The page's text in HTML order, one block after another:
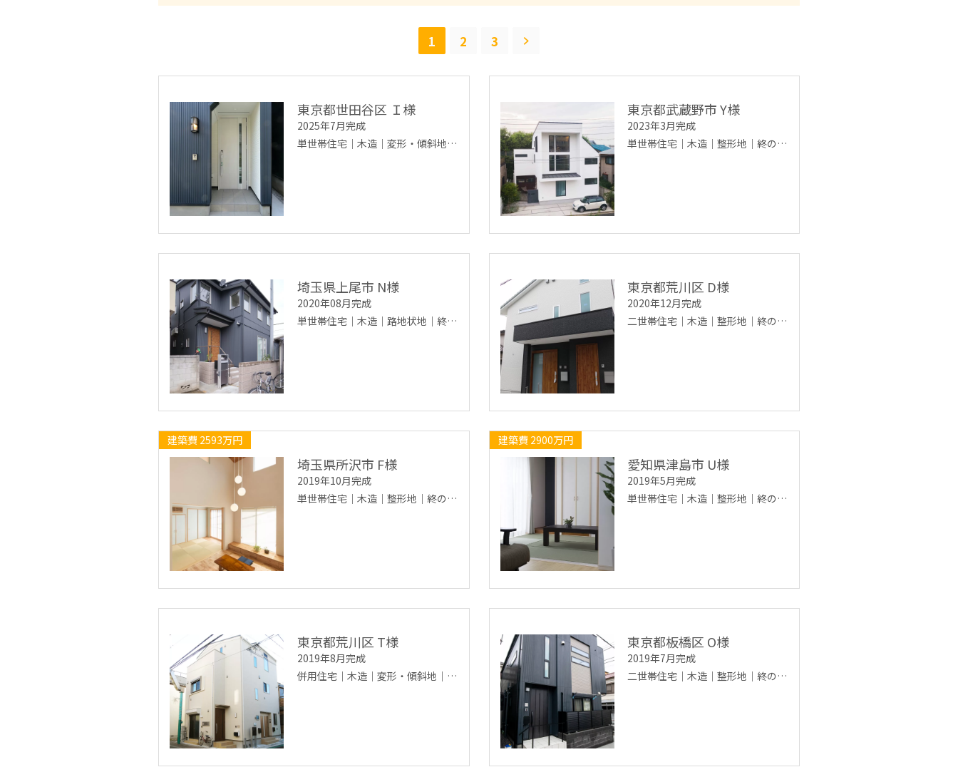
1 2 3
東京都世田谷区 Ｉ様
2025年7月完成
単世帯住宅｜木造｜変形・傾斜地…
東京都武蔵野市 Y様
2023年3月完成
単世帯住宅｜木造｜整形地｜終の…
埼玉県上尾市 N様
2020年08月完成
単世帯住宅｜木造｜路地状地｜終…
東京都荒川区 D様
2020年12月完成
二世帯住宅｜木造｜整形地｜終の…
建築費 2593万円
埼玉県所沢市 F様
2019年10月完成
単世帯住宅｜木造｜整形地｜終の…
建築費 2900万円
愛知県津島市 U様
2019年5月完成
単世帯住宅｜木造｜整形地｜終の…
東京都荒川区 T様
2019年8月完成
併用住宅｜木造｜変形・傾斜地｜…
東京都板橋区 O様
2019年7月完成
二世帯住宅｜木造｜整形地｜終の…